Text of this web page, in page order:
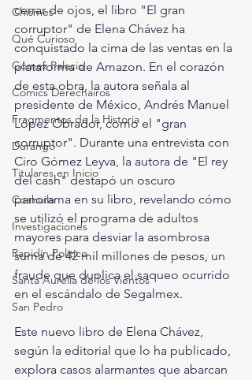
Chismes
Qué Curioso
Gómez Palacio
Comics Derechairos
Fragmentos de la Historia
Durango
Titulares en Inicio
Coahuila
Investigaciones
Rapidín Político
Santa Aurelia de los Vientos
San Pedro
cerrar de ojos, el libro "El gran
corruptor" de Elena Chávez ha
conquistado la cima de las ventas en la
plataforma de Amazon. En el corazón
de esta obra, la autora señala al
presidente de México, Andrés Manuel
López Obrador, como el "gran
corruptor". Durante una entrevista con
Ciro Gómez Leyva, la autora de "El rey
del cash" destapó un oscuro
panorama en su libro, revelando cómo
se utilizó el programa de adultos
mayores para desviar la asombrosa
suma de 42 mil millones de pesos, un
fraude que duplica el saqueo ocurrido
en el escándalo de Segalmex.
Este nuevo libro de Elena Chávez,
según la editorial que lo ha publicado,
explora casos alarmantes que abarcan